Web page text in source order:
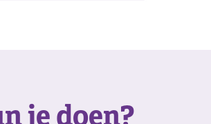
je doen?